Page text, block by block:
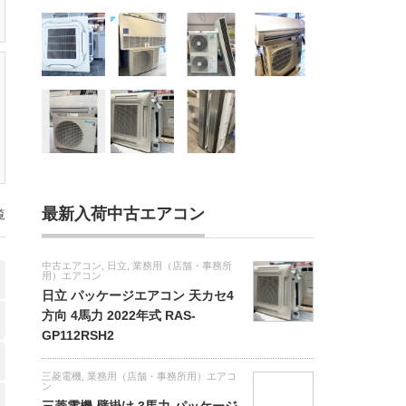
最新入荷中古エアコン
中古エアコン 日立 業務用（店舗・事務所
用）エアコン
日立 パッケージエアコン 天カセ4
方向 4馬力 2022年式 RAS-
GP112RSH2
三菱電機 業務用（店舗・事務所用）エアコ
ン